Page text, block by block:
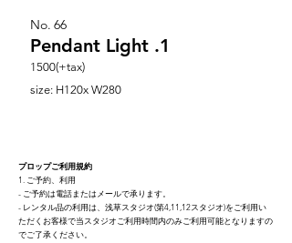
No. 66
Pendant Light .1
1500(+tax)
size: H120x W280
プロップご利用規約
1. ご予約、利用
- ご予約は電話またはメールで承ります。
- レンタル品の利用は、浅草スタジオ(第4,11,12スタジオ)をご利用い
ただくお客様で当スタジオご利用時間内のみご利用可能となりますの
でご了承ください。